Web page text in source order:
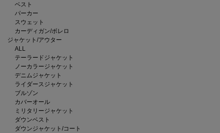
ベスト
パーカー
スウェット
カーディガン/ボレロ
ジャケット/アウター
ALL
テーラードジャケット
ノーカラージャケット
デニムジャケット
ライダースジャケット
ブルゾン
カバーオール
ミリタリージャケット
ダウンベスト
ダウンジャケット/コート